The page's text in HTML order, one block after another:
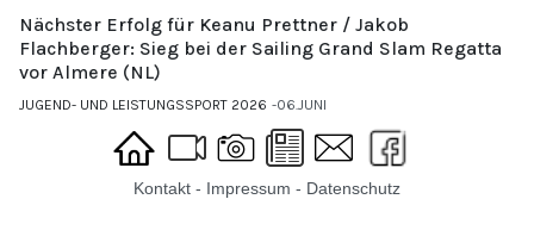
Nächster Erfolg für Keanu Prettner / Jakob
Flachberger: Sieg bei der Sailing Grand Slam Regatta
vor Almere (NL)
JUGEND- UND LEISTUNGSSPORT 2026 06.JUNI
Kontakt - Impressum - Datenschutz